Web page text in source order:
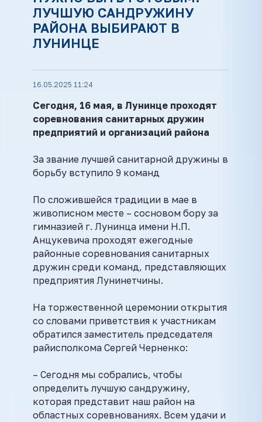
ЛУЧШУЮ САНДРУЖИНУ
РАЙОНА ВЫБИРАЮТ В
ЛУНИНЦЕ
16.05.2025 11:24
Сегодня, 16 мая, в Лунинце проходят
соревнования санитарных дружин
предприятий и организаций района
За звание лучшей санитарной дружины в
борьбу вступило 9 команд
По сложившейся традиции в мае в
живописном месте – сосновом бору за
гимназией г. Лунинца имени Н.П.
Анцукевича проходят ежегодные
районные соревнования санитарных
дружин среди команд, представляющих
предприятия Лунинетчины.
На торжественной церемонии открытия
со словами приветствия к участникам
обратился заместитель председателя
райисполкома Сергей Черненко:
– Сегодня мы собрались, чтобы
определить лучшую сандружину,
которая представит наш район на
областных соревнованиях. Всем удачи и